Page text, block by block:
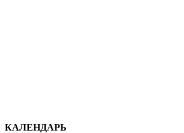
КАЛЕНДАРЬ